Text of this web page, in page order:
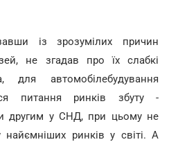
із зрозумілих причин
не згадав про їх слабкі
автомобілебудування
питання ринків збуту -
другим у СНД, при цьому не
найємніших ринків у світі. А